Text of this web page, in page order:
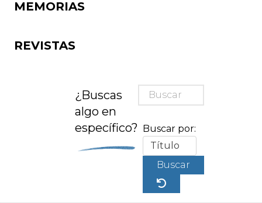
MEMORIAS
REVISTAS
¿Buscas
algo en
específico?
Buscar por:
Buscar